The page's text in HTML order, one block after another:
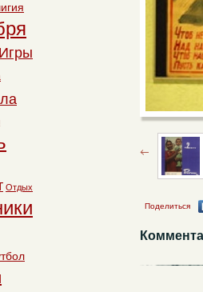
Поделиться
Игры
Отдых